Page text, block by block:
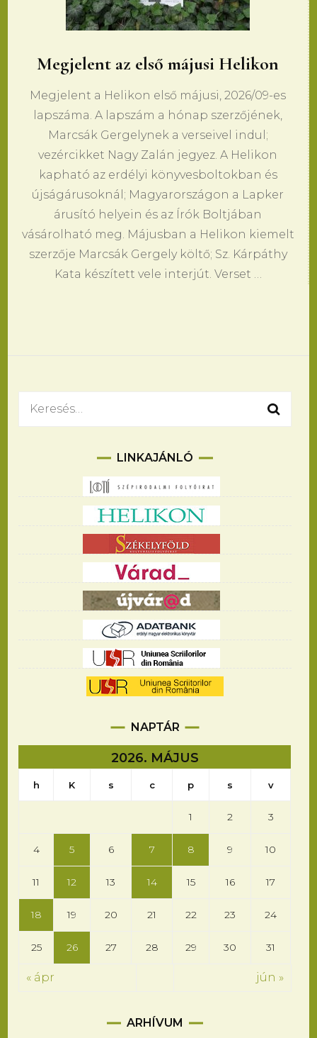
Megjelent az első májusi Helikon
Megjelent a Helikon első májusi, 2026/09-es
lapszáma. A lapszám a hónap szerzőjének,
Marcsák Gergelynek a verseivel indul;
vezércikket Nagy Zalán jegyez. A Helikon
kapható az erdélyi könyvesboltokban és
újságárusoknál; Magyarországon a Lapker
árusító helyein és az Írók Boltjában
vásárolható meg. Májusban a Helikon kiemelt
szerzője Marcsák Gergely költő; Sz. Kárpáthy
Kata készített vele interjút. Verset …
Keresés:
LINKAJÁNLÓ
NAPTÁR
2026. MÁJUS
h K s c p s v
1 2 3
4 5 6 7 8 9 10
11 12 13 14 15 16 17
18 19 20 21 22 23 24
25 26 27 28 29 30 31
« ápr jún »
ARHÍVUM
Arhívum